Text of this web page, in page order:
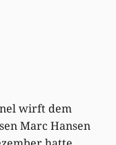
wirft dem
Marc Hansen